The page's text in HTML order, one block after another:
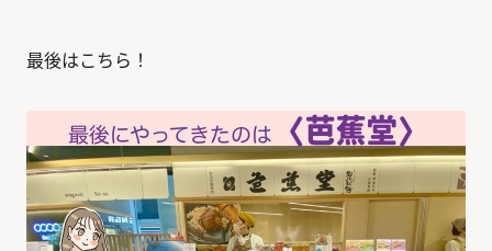
最後はこちら！